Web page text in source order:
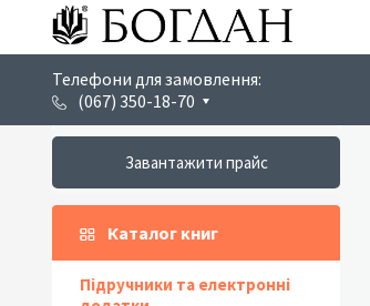
Телефони для замовлення:
(067) 350-18-70
Завантажити прайс
Каталог книг
Підручники та електронні